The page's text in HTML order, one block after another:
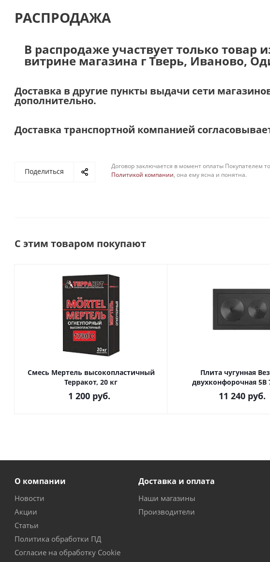
РАСПРОДАЖА
В распродаже участвует только
витрине магазина г Тверь, Иваново,
Доставка в другие пункты выдачи сети
дополнительно.
Доставка транспортной компанией
Поделиться
Договор заключается в момент оплаты Покупателем
Политикой компании, она ему ясна и понятна.
С этим товаром покупают
Смесь Мертель высокопластичный
Терракот, 20 кг
1 200 руб.
Плита чугунная
двухконфорочная 5В
11 240 руб.
О компании
Новости
Акции
Статьи
Политика обработки ПД
Согласие на обработку Cookie
Доставка и оплата
Наши магазины
Производители